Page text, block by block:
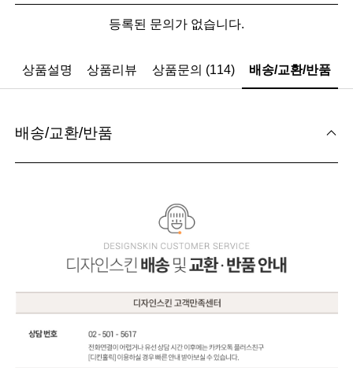
등록된 문의가 없습니다.
상품설명 상품리뷰 상품문의 (114) 배송/교환/반품
배송/교환/반품